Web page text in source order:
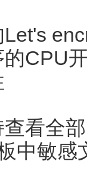
CPU
看全
中敏感